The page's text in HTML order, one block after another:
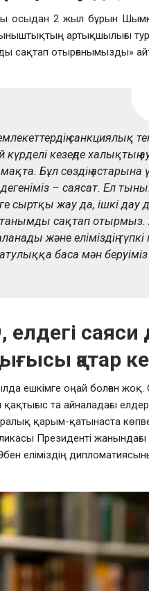
осыдан 2 жыл бұрын
артықшылығы
сақтап отырғанымызды»
санкциялық
кезеңде халықтың
Бұл сөздің астарына
– саясат. Ел
сыртқы жау да, ішкі
сақтап
және еліміздің түпкі
баса мән
елдегі
қатар
ешкімге оңай болған
қақтығыс та айналадағы
қарым-қатынаста
Президенті
еліміздің